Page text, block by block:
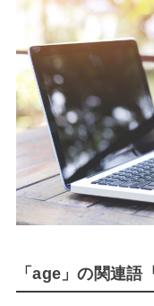
「age」の関連語